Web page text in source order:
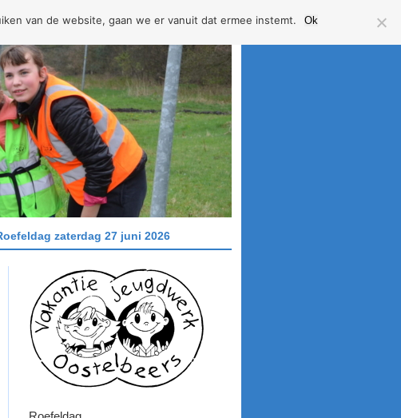
zaterdag 27 juni 2026
van de website, gaan we er vanuit dat ermee instemt. Ok